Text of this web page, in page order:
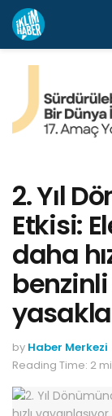
2. Yıl
Etkisi:
daha
by Haber Merkezi
Reading Time: 2